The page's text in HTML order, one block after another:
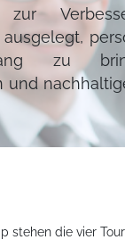
zu
und
stehen die vier